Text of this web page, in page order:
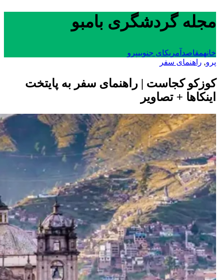
مجله گردشگری بامبو
خانهمقاصد آمریکای جنوبیپرو
پرو, راهنمای سفر
کوزکو کجاست | راهنمای سفر به پایتخت
اینکاها + تصاویر